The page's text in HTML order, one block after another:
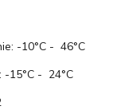
-10°C - 46°C
-15°C - 24°C